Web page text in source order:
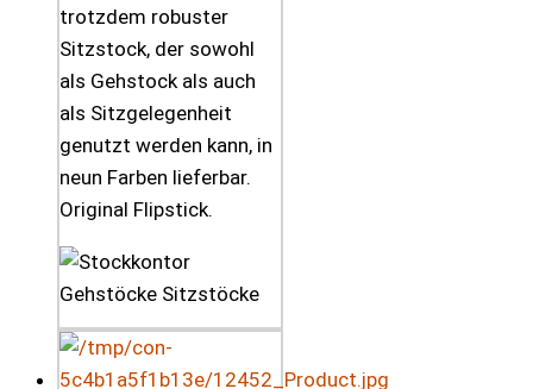
trotzdem robuster
Sitzstock, der sowohl
als Gehstock als auch
als Sitzgelegenheit
genutzt werden kann, in
neun Farben lieferbar.
Original Flipstick.